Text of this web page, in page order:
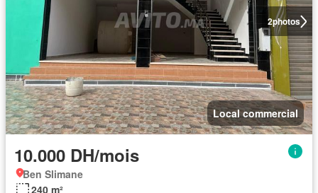
2photos
Local commercial
10.000 DH/mois
Ben Slimane
240 m²